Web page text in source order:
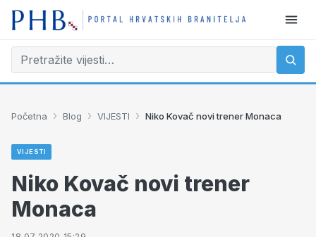
Početna › Blog › VIJESTI › Niko Kovač novi trener Monaca
VIJESTI
Niko Kovač novi trener
Monaca